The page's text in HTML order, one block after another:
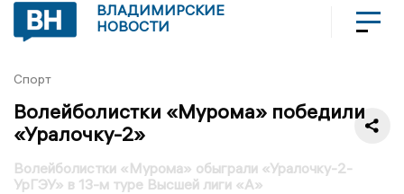
ВЛАДИМИРСКИЕ
НОВОСТИ
Спорт
Волейболистки «Мурома» победили
«Уралочку-2»
Волейболистки «Мурома» обыграли «Уралочку-2-
УрГЭУ» в 13-м туре Высшей лиги «А»